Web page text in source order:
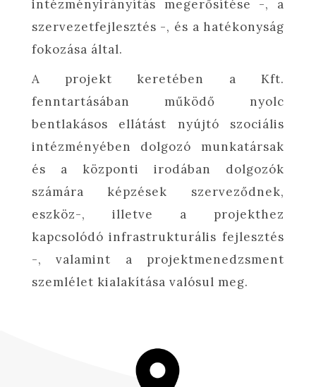
intézményirányítás megerősítése -, a
szervezetfejlesztés -, és a hatékonyság
fokozása által.
A projekt keretében a Kft.
fenntartásában működő nyolc
bentlakásos ellátást nyújtó szociális
intézményében dolgozó munkatársak
és a központi irodában dolgozók
számára képzések szerveződnek,
eszköz-, illetve a projekthez
kapcsolódó infrastrukturális fejlesztés
-, valamint a projektmenedzsment
szemlélet kialakítása valósul meg.